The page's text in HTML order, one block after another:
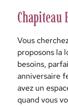
Chapiteau
Vous
proposons la
besoins,
anniversaire
avez un
quand vous